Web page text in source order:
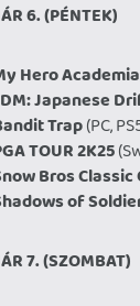
6. (PÉNTEK)
Hero
Japanese
Trap(PC,
TOUR 2K25
Bros
of
7. (SZOMBAT)